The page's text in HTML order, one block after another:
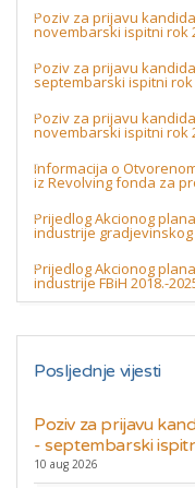
Poziv za prijavu
novembarski ispitni rok
Poziv za prijavu
septembarski ispitni rok
Poziv za prijavu
novembarski ispitni rok
Informacija o
iz Revolving fonda za
Prijedlog Akcionog
industrije gradjevinskog
Prijedlog Akcionog
industrije FBiH 2018.-
Posljednje vijesti
Poziv za prijavu
- septembarski
10 aug 2026